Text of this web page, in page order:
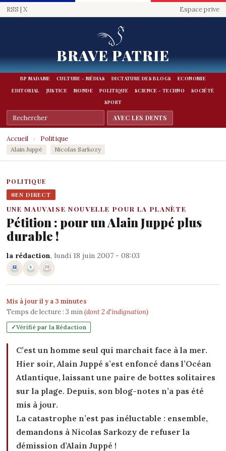
RSS | X Espace prive
BRAVE PATRIE
BP MADAME CULTURE - MÉDIAS DICTATURE DES BLOGS
ECONOMIE
EDITORIAL
JUSTICE MONDE POLITIQUE SCIENCE - TECHNO
SOCIÉTÉ
SPORT
Accueil › Politique
Alain Juppé Nicolas Sarkozy
POLITIQUE
EN DIRECT
UNE MAUVAISE NOUVELLE POUR LA PLANÈTE
Pétition : pour un Alain Juppé plus
durable !
la rédaction, lundi 18 juin 2007 - 08:03
Mis à jour il y a 3 minutes
Temps de lecture : 3 min(dont 2 d'indignation)
Vérifié par la Rédaction
C’est un homme seul qui marchait face à la mer.
Hier soir, Alain Juppé s’est enfoncé dans l’Océan
Atlantique, laissant une paire de bottes solitaires
sur la plage. Depuis, son blog-notes n’a pas été
mis à jour.
La catastrophe n’est pas inéluctable : ensemble,
demandons à Nicolas Sarkozy de refuser la
démission d’Alain Juppé !